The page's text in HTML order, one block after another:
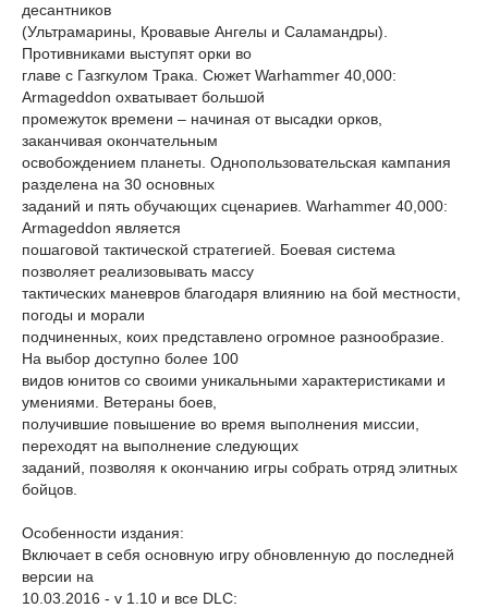
десантников
(Ультрамарины, Кровавые Ангелы и Саламандры).
Противниками выступят орки во
главе с Газгкулом Трака. Сюжет Warhammer 40,000:
Armageddon охватывает большой
промежуток времени – начиная от высадки орков,
заканчивая окончательным
освобождением планеты. Однопользовательская кампания
разделена на 30 основных
заданий и пять обучающих сценариев. Warhammer 40,000:
Armageddon является
пошаговой тактической стратегией. Боевая система
позволяет реализовывать массу
тактических маневров благодаря влиянию на бой местности,
погоды и морали
подчиненных, коих представлено огромное разнообразие.
На выбор доступно более 100
видов юнитов со своими уникальными характеристиками и
умениями. Ветераны боев,
получившие повышение во время выполнения миссии,
переходят на выполнение следующих
заданий, позволяя к окончанию игры собрать отряд элитных
бойцов.
Особенности издания:
Включает в себя основную игру обновленную до последней
версии на
10.03.2016 - v 1.10 и все DLC: